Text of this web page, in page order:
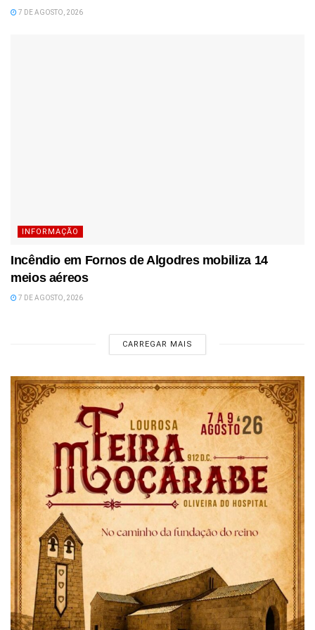
7 DE AGOSTO, 2026
INFORMAÇÃO
Incêndio em Fornos de Algodres mobiliza 14
meios aéreos
7 DE AGOSTO, 2026
CARREGAR MAIS